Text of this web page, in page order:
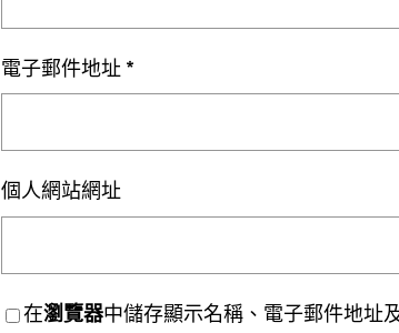
電子郵件地址 *
個人網站網址
在瀏覽器中儲存顯示名稱、電子郵件地址